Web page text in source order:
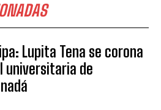
Lupita Tena se corona
universitaria de